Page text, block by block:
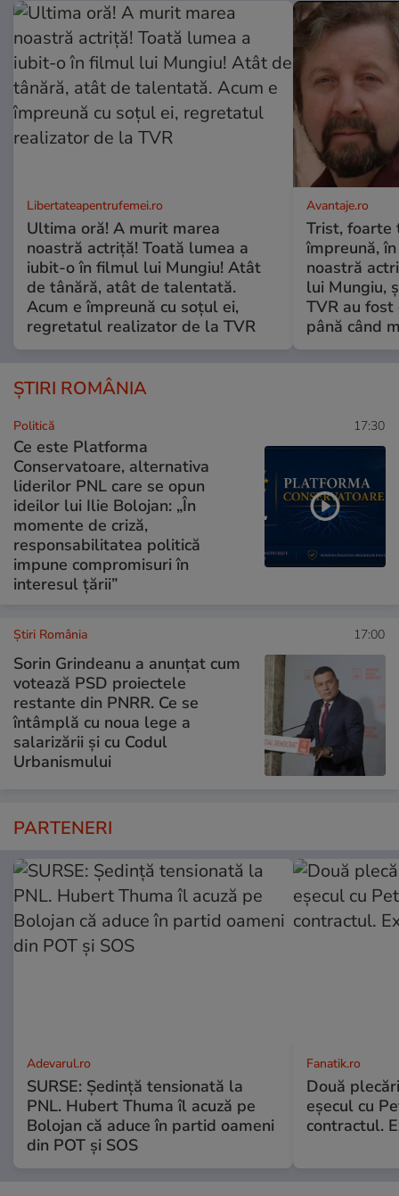
Libertateapentrufemei.ro
Ultima oră! A murit marea
noastră actriță! Toată lumea a
iubit-o în filmul lui Mungiu! Atât
de tânără, atât de talentată.
Acum e împreună cu soțul ei,
regretatul realizator de la TVR
Avantaje.ro
Trist, foarte
împreună,
noastră
lui Mungiu,
TVR au
până când
ȘTIRI ROMÂNIA
Politică 17:30
Ce este Platforma
Conservatoare, alternativa
liderilor PNL care se opun
ideilor lui Ilie Bolojan: „În
momente de criză,
responsabilitatea politică
impune compromisuri în
interesul țării”
Știri România 17:00
Sorin Grindeanu a anunțat cum
votează PSD proiectele
restante din PNRR. Ce se
întâmplă cu noua lege a
salarizării și cu Codul
Urbanismului
PARTENERI
Adevarul.ro
SURSE: Ședință tensionată la
PNL. Hubert Thuma îl acuză pe
Bolojan că aduce în partid oameni
din POT și SOS
Fanatik.ro
Două
eșecul cu
contractul.